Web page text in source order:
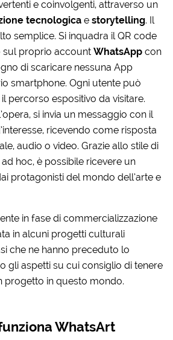
e coinvolgenti, attraverso un
tecnologica estorytelling. Il
semplice. Si inquadra il QR code
sul proprio accountWhatsApp con
di scaricare nessuna App
smartphone. Ogni utente può
percorso espositivo da visitare.
si invia un messaggio con il
ricevendo come risposta
audio o video. Grazie allo stile di
hoc, è possibile ricevere un
protagonisti del mondo dell’arte e
in fase di commercializzazione
in alcuni progetti culturali
che ne hanno preceduto lo
gli aspetti su cui consiglio di tenere
progetto in questo mondo.
WhatsArt